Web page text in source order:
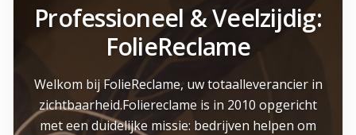
Professioneel & Veelzijdig:
FolieReclame
Welkom bij FolieReclame, uw totaalleverancier in
zichtbaarheid.Foliereclame is in 2010 opgericht
met een duidelijke missie: bedrijven helpen om